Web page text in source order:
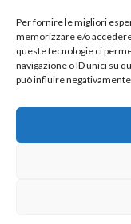
Per fornire le migliori
memorizzare e/o
queste tecnologie ci
navigazione o ID unici su
può influire
CONTATTI